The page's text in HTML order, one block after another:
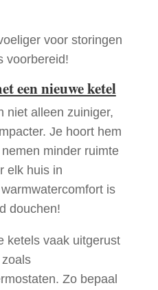
voor storingen
voorbereid!
een nieuwe ketel
niet alleen zuiniger,
Je hoort hem
minder ruimte
elk huis in
is
douchen!
ketels vaak uitgerust
Zo bepaal